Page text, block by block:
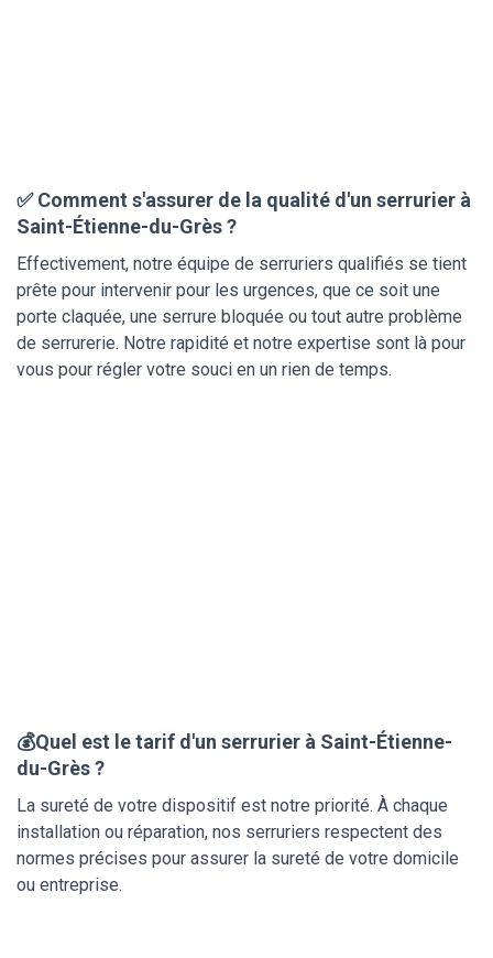
✅ Comment s'assurer de la qualité d'un serrurier à
Saint-Étienne-du-Grès ?
Effectivement, notre équipe de serruriers qualifiés se tient
prête pour intervenir pour les urgences, que ce soit une
porte claquée, une serrure bloquée ou tout autre problème
de serrurerie. Notre rapidité et notre expertise sont là pour
vous pour régler votre souci en un rien de temps.
💰Quel est le tarif d'un serrurier à Saint-Étienne-
du-Grès ?
La sureté de votre dispositif est notre priorité. À chaque
installation ou réparation, nos serruriers respectent des
normes précises pour assurer la sureté de votre domicile
ou entreprise.